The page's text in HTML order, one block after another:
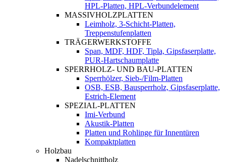
HPL-Platten, HPL-Verbundelement
MASSIVHOLZPLATTEN
Leimholz, 3-Schicht-Platten,
Treppenstufenplatten
TRÄGERWERKSTOFFE
Span, MDF, HDF, Tipla, Gipsfaserplatte,
PUR-Hartschaumplatte
SPERRHOLZ- UND BAU-PLATTEN
Sperrhölzer, Sieb-/Film-Platten
OSB, ESB, Bausperrholz, Gipsfaserplatte,
Estrich-Element
SPEZIAL-PLATTEN
Imi-Verbund
Akustik-Platten
Platten und Rohlinge für Innentüren
Kompaktplatten
Holzbau
Nadelschnittholz